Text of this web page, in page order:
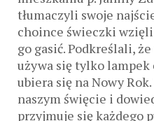
tłumaczyli swoje
choince świeczki
go gasić. Podkreślali,
używa się tylko
ubiera się na Nowy
naszym święcie i
przyjmuje się każdego